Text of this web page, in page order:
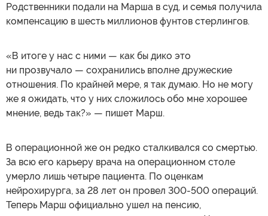
Родственники подали на Марша в суд, и семья получила
компенсацию в шесть миллионов фунтов стерлингов.
«В итоге у нас с ними — как бы дико это
ни прозвучало — сохранились вполне дружеские
отношения. По крайней мере, я так думаю. Но не могу
же я ожидать, что у них сложилось обо мне хорошее
мнение, ведь так?» — пишет Марш.
В операционной же он редко сталкивался со смертью.
За всю его карьеру врача на операционном столе
умерло лишь четыре пациента. По оценкам
нейрохирурга, за 28 лет он провел 300-500 операций.
Теперь Марш официально ушел на пенсию,